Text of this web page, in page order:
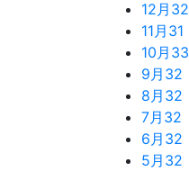
12月 32
11月 31
10月 33
9月 32
8月 32
7月 32
6月 32
5月 32